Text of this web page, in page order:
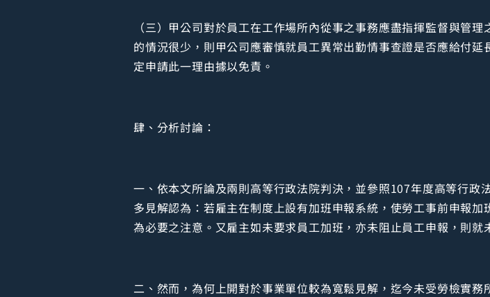
（三）甲公司對於員工在工作場所內從事之事務應盡指揮監督與管
的情況很少，則甲公司應審慎就員工異常出勤情事查證是否應給付
定申請此一理由據以免責。
肆、分析討論：
一、依本文所論及兩則高等行政法院判決，並參照107年度高等行
多見解認為：若雇主在制度上設有加班申報系統，使勞工事前申報
為必要之注意。又雇主如未要求員工加班，亦未阻止員工申報，則就
二、然而，為何上開對於事業單位較為寬鬆見解，迄今未受勞檢實